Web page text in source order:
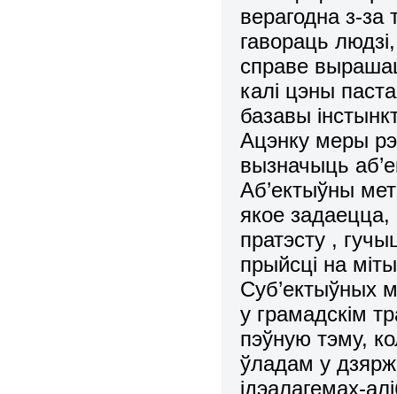
верагодна з-
гавораць
справе
калі цэны
базавы
Ацэнку меры
вызначыць
Аб’ектыўны
якое
пратэсту ,
прыйсці на
Суб’ектыўных
у грамадскім
пэўную тэму,
ўладам у
ідэалагемах-